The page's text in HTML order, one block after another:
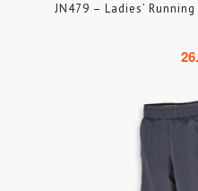
JN479 – Ladies’